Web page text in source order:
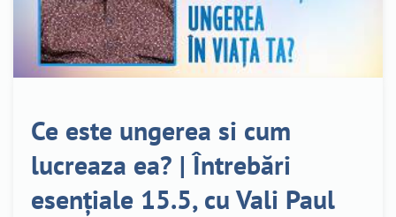
Ce este ungerea si cum
lucreaza ea? | Întrebări
esențiale 15.5, cu Vali Paul